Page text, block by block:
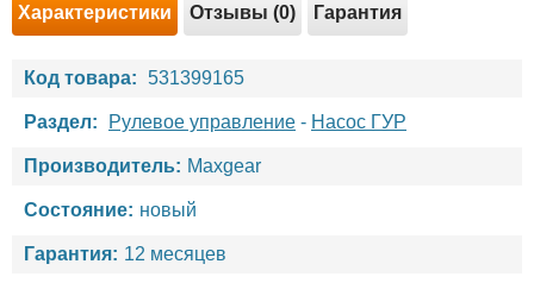
Характеристики Отзывы (0) Гарантия
Код товара: 531399165
Раздел: Рулевое управление - Насос ГУР
Производитель: Maxgear
Состояние: новый
Гарантия: 12 месяцев